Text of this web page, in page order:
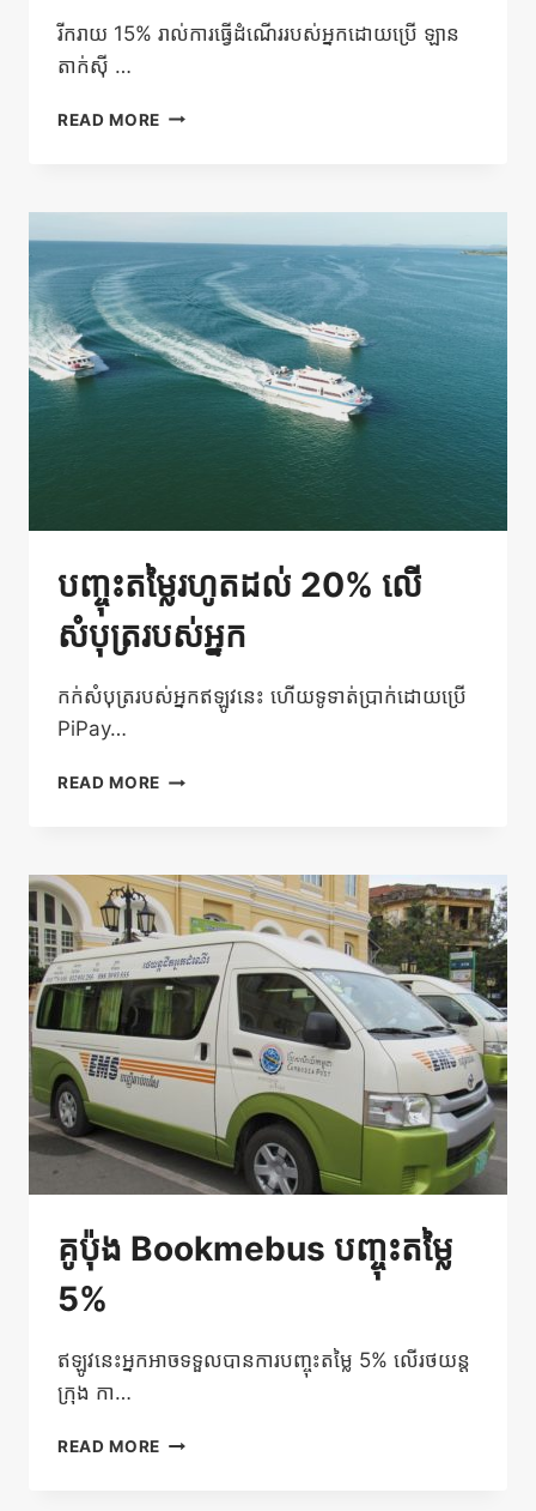
រីករាយ 15% រាល់ការធ្វើដំណើររបស់អ្នកដោយប្រើ ឡាន
តាក់សុី …
READ MORE ទទួល
តម្លៃ
15%
ភ្លាមៗលើ
ដំណើរ
កម្សាន្ត
របស់
អ្នក
បញ្ចុះតម្លៃរហូតដល់ 20% លើ
សំបុត្ររបស់អ្នក
កក់សំបុត្ររបស់អ្នកឥឡូវនេះ​ ហើយទូទាត់ប្រាក់ដោយប្រើ
PiPay…
READ MORE បញ្ចុះ
20%
លើ
សំបុត្រ
របស់
អ្នក
គូប៉ុង Bookmebus បញ្ចុះតម្លៃ
5%
ឥឡូវនេះអ្នកអាចទទួលបានការបញ្ចុះតម្លៃ 5% លើរថយន្ត
ក្រុង កា…
READ MORE